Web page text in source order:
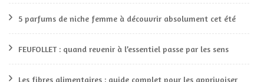
5 parfums de niche femme à découvrir absolument cet été
FEUFOLLET : quand revenir à l’essentiel passe par les sens
Les fibres alimentaires : guide complet pour les apprivoiser